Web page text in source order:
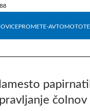
PROMETE-AVTOMOTO
Tehnik
čolnov